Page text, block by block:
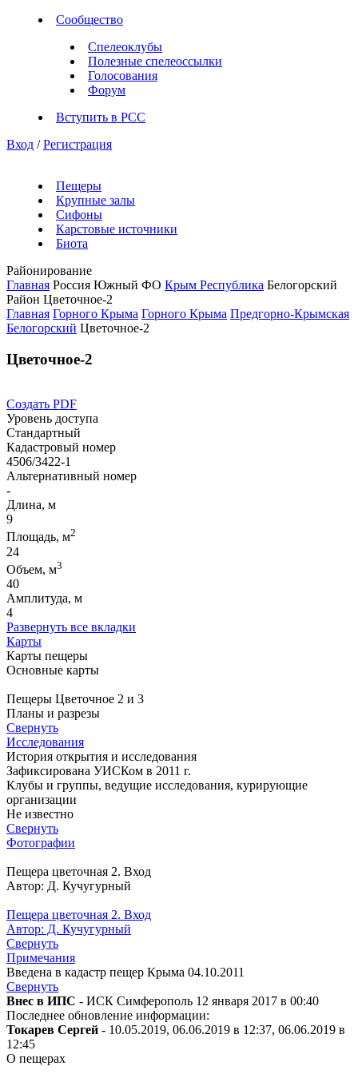
Сообщество
Спелеоклубы
Полезные спелеоссылки
Голосования
Форум
Вступить в РСС
Вход / Регистрация
Пещеры
Крупные залы
Сифоны
Карстовые источники
Биота
Районирование
Главная Россия Южный ФО Крым Республика Белогорский
Район Цветочное-2
Главная Горного Крыма Горного Крыма Предгорно-Крымская
Белогорский Цветочное-2
Цветочное-2
Создать PDF
Уровень доступа
Стандартный
Кадастровый номер
4506/3422-1
Альтернативный номер
-
Длина, м
9
Площадь, м2
24
Объем, м3
40
Амплитуда, м
4
Развернуть все вкладки
Карты
Карты пещеры
Основные карты
Пещеры Цветочное 2 и 3
Планы и разрезы
Свернуть
Исследования
История открытия и исследования
Зафиксирована УИСКом в 2011 г.
Клубы и группы, ведущие исследования, курирующие
организации
Не известно
Свернуть
Фотографии
Пещера цветочная 2. Вход
Автор: Д. Кучугурный
Пещера цветочная 2. Вход
Автор: Д. Кучугурный
Свернуть
Примечания
Введена в кадастр пещер Крыма 04.10.2011
Свернуть
Внес в ИПС - ИСК Симферополь 12 января 2017 в 00:40
Последнее обновление информации:
Токарев Сергей - 10.05.2019, 06.06.2019 в 12:37, 06.06.2019 в
12:45
О пещерах